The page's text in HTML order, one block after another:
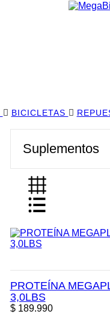
BICICLETAS
Suplementos
PROTEÍNA
3,0LBS
Precio
$ 189.990